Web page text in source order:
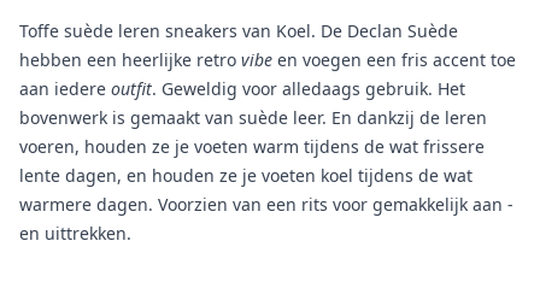
Toffe suède leren sneakers van Koel. De Declan Suède
hebben een heerlijke retro vibe en voegen een fris accent toe
aan iedere outfit. Geweldig voor alledaags gebruik. Het
bovenwerk is gemaakt van suède leer. En dankzij de leren
voeren, houden ze je voeten warm tijdens de wat frissere
lente dagen, en houden ze je voeten koel tijdens de wat
warmere dagen. Voorzien van een rits voor gemakkelijk aan -
en uittrekken.